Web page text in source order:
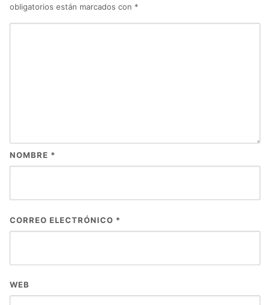
obligatorios están marcados con *
NOMBRE *
CORREO ELECTRÓNICO *
WEB